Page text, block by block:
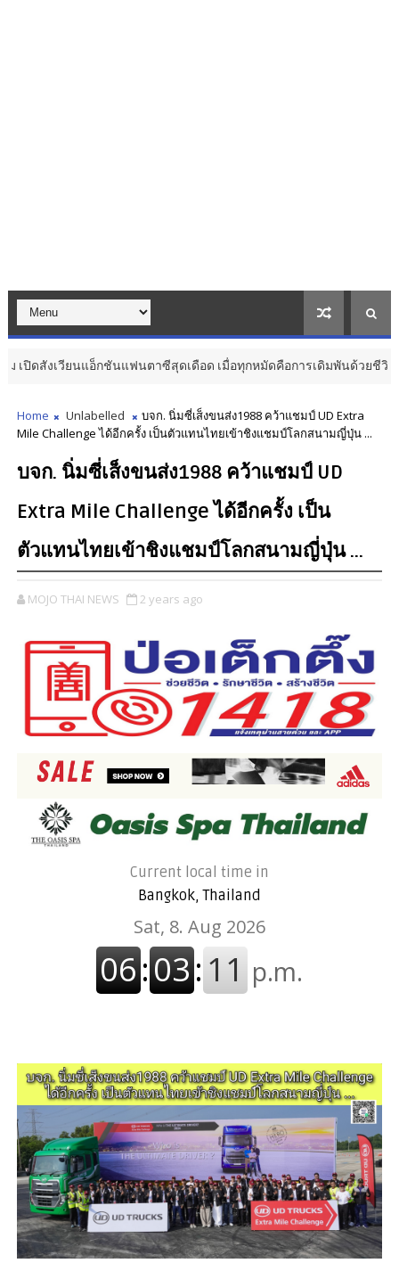
แอ็กชันแฟนตาซีสุดเดือด เมื่อทุกหมัดคือการเดิมพันด้วยชีวิต ... วัฒนธรร
Home Unlabelled
บจก. นิ่มซี่เส็งขนส่ง1988 คว้าแชมป์ UD Extra
Mile Challenge ได้อีกครั้ง เป็นตัวแทนไทยเข้าชิงแชมป์โลกสนามญี่ปุ่น ...
บจก. นิ่มซี่เส็งขนส่ง1988 คว้าแชมป์ UD
Extra Mile Challenge ได้อีกครั้ง เป็น
ตัวแทนไทยเข้าชิงแชมป์โลกสนามญี่ปุ่น ...
MOJO THAI NEWS 2 years ago
Current local time in
Bangkok, Thailand